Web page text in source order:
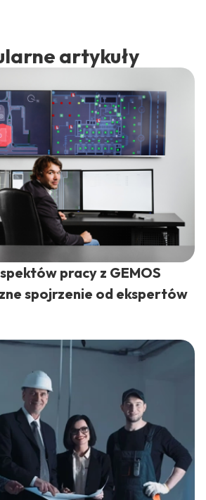
artykuły
pracy z GEMOS
spojrzenie od ekspertów